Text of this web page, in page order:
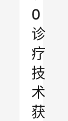
0
诊
疗
技
术
获